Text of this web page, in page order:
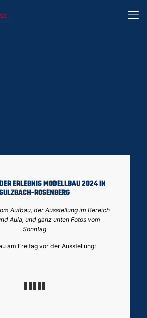
ERLEBNIS MODELLBAU 2024 IN
SULZBACH-ROSENBERG
Aufbau, der Ausstellung im Bereich
Aula, und ganz unten Fotos vom
Sonntag
am Freitag vor der Ausstellung: